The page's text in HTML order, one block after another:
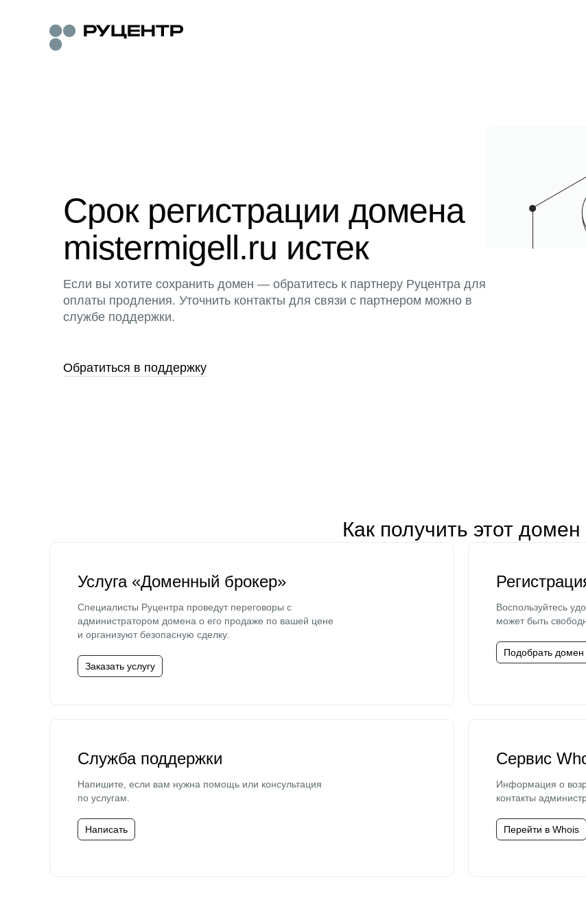
Срок регистрации домена
mistermigell.ru истек
Если вы хотите сохранить домен — обратитесь к партнеру Руцентра для
оплаты продления. Уточнить контакты для связи с партнером можно в
службе поддержки.
Обратиться в поддержку
Как получить этот домен
Услуга «Доменный брокер»
Специалисты Руцентра проведут переговоры с
администратором домена о его продаже по вашей цене
и организуют безопасную сделку.
Заказать услугу
Воспользуйтесь
может быть
Подобрать домен
Служба поддержки
Напишите, если вам нужна помощь или консультация
по услугам.
Написать
Сервис
Информация о
контакты
Перейти в Whois